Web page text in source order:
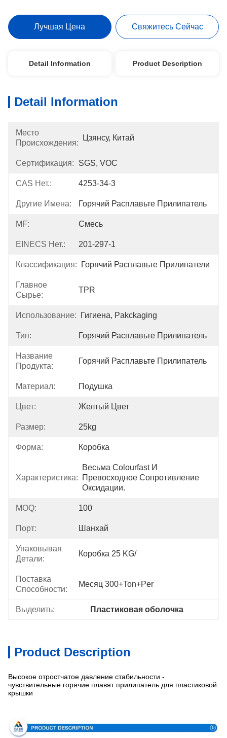
Лучшая Цена Свяжитесь Сейчас
Detail Information Product Description
Detail Information
Место
Происхождения:
Цзянсу, Китай
Сертификация: SGS, VOC
CAS Нет.: 4253-34-3
Другие Имена: Горячий Расплавьте Прилипатель
MF: Смесь
EINECS Нет.: 201-297-1
Классификация: Горячий Расплавьте Прилипатели
Главное
Сырье:
TPR
Использование: Гигиена, Pakckaging
Тип: Горячий Расплавьте Прилипатель
Название
Продукта:
Горячий Расплавьте Прилипатель
Материал: Подушка
Цвет: Желтый Цвет
Размер: 25kg
Форма: Коробка
Характеристика:
Весьма Colourfast И
Превосходное Сопротивление
Оксидации.
MOQ: 100
Порт: Шанхай
Упаковывая
Детали:
Коробка 25 KG/
Поставка
Способности:
Месяц 300+Ton+per
Выделить: Пластиковая оболочка
Product Description
Высокое отростчатое давление стабильности -
чувствительные горячие плавят прилипатель для пластиковой
крышки